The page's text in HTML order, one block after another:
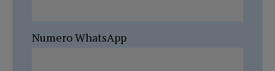
Numero WhatsApp